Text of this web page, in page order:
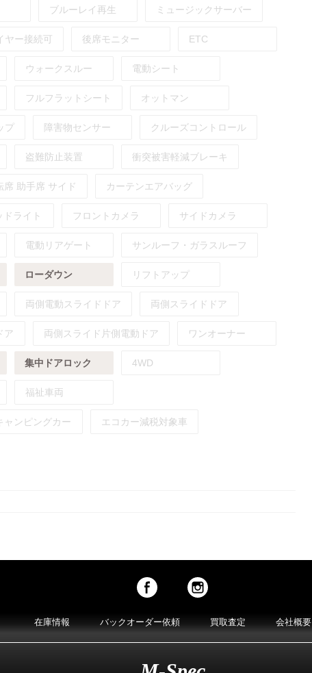
ブルーレイ再生 ミュージックサーバー
ヤー接続可 後席モニター ETC
ウォークスルー 電動シート
フルフラットシート オットマン
プ 障害物センサー クルーズコントロール
盗難防止装置 衝突被害軽減ブレーキ
席 助手席 サイド カーテンエアバッグ
ドライト フロントカメラ サイドカメラ
電動リアゲート サンルーフ・ガラスルーフ
ローダウン リフトアップ
両側電動スライドドア 両側スライドドア
ア 両側スライド片側電動ドア ワンオーナー
集中ドアロック 4WD
福祉車両
ャンピングカー エコカー減税対象車
在庫情報 バックオーダー依頼 買取査定 会社概要